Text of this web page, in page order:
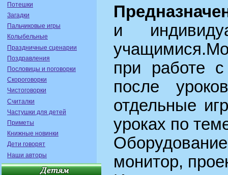
Потешки
Загадки
Пальчиковые игры
Колыбельные
Праздничные сценарии
Поздравления
Пословицы и поговорки
Скороговорки
Чистоговорки
Считалки
Частушки для детей
Приметы
Книжные новинки
Дети говорят
Наши авторы
и
при работе
после
отдельные
уроках по
монитор,